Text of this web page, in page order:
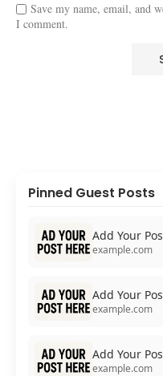
Save my name, email, and
I comment.
Pinned Guest Posts
Add Your
example.com
Add Your
example.com
Add Your
example.com